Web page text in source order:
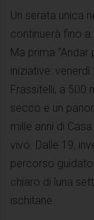
Un serata unica
continuerà fino a
Ma prima
iniziative:
Frassitelli, a 500
secco e un
mille anni di
vivo. Dalle 19,
percorso
chiaro di luna
ischitane.